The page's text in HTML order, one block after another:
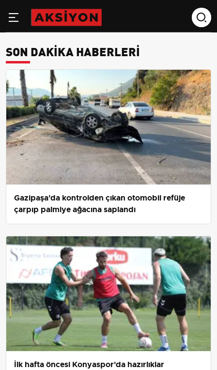
SON DAKIKA HABERLERI
Gazipaşa'da kontrolden çıkan otomobil refüje
çarpıp palmiye ağacına saplandı
İlk hafta öncesi Konyaspor'da hazırlıklar